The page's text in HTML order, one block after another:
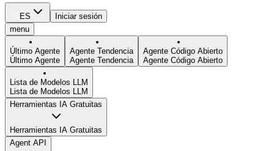
ES
Iniciar sesión
menu
Último Agente
Último Agente
Agente Tendencia
Agente Tendencia
Agente Código Abierto
Agente Código Abierto
Lista de Modelos LLM
Lista de Modelos LLM
Herramientas IA Gratuitas
Herramientas IA Gratuitas
Agent API